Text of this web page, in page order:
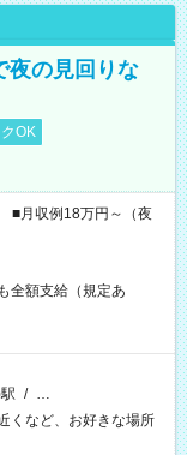
夜の見回りな
OK
■月収例18万円～（夜
全額支給（規定あ
/ …
など、お好きな場所